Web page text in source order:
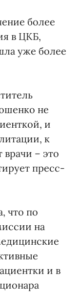
более
в ЦКБ,
уже более
не
и
к
– это
пресс-
что по
на
и в